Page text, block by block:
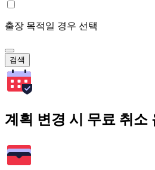
출장 목적일 경우 선택
검색
계획 변경 시 무료 취소